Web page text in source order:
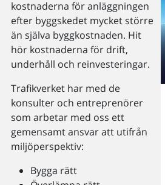
kostnaderna för anläggningen
efter byggskedet mycket större
än själva byggkostnaden. Hit
hör kostnaderna för drift,
underhåll och reinvesteringar.
Trafikverket har med de
konsulter och entreprenörer
som arbetar med oss ett
gemensamt ansvar att utifrån
miljöperspektiv:
Bygga rätt